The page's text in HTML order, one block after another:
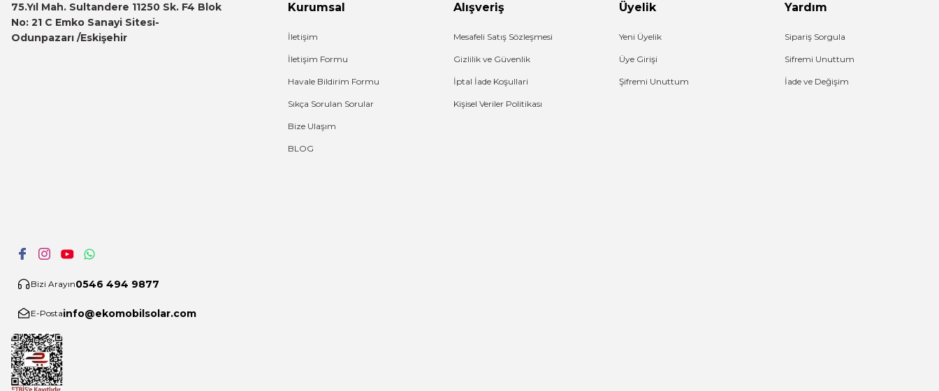
75.Yıl Mah. Sultandere 11250 Sk. F4 Blok
No: 21 C Emko Sanayi Sitesi-
Odunpazarı /Eskişehir
Bizi Arayın0546 494 9877
E-Postainfo@ekomobilsolar.com
Kurumsal
İletişim
İletişim Formu
Havale Bildirim Formu
Sıkça Sorulan Sorular
Bize Ulaşım
BLOG
Alışveriş
Mesafeli Satış Sözleşmesi
Gizlilik ve Güvenlik
İptal İade Koşullari
Kişisel Veriler Politikası
Üyelik
Yeni Üyelik
Üye Girişi
Şifremi Unuttum
Yardım
Sipariş Sorgula
Sifremi Unuttum
İade ve Değişim